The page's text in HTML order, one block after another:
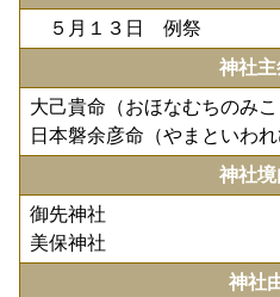
５月１３日 例祭
神社
大己貴命（おほなむちのみこ
日本磐余彦命（やまといわれ
神社
御先神社
美保神社
神社